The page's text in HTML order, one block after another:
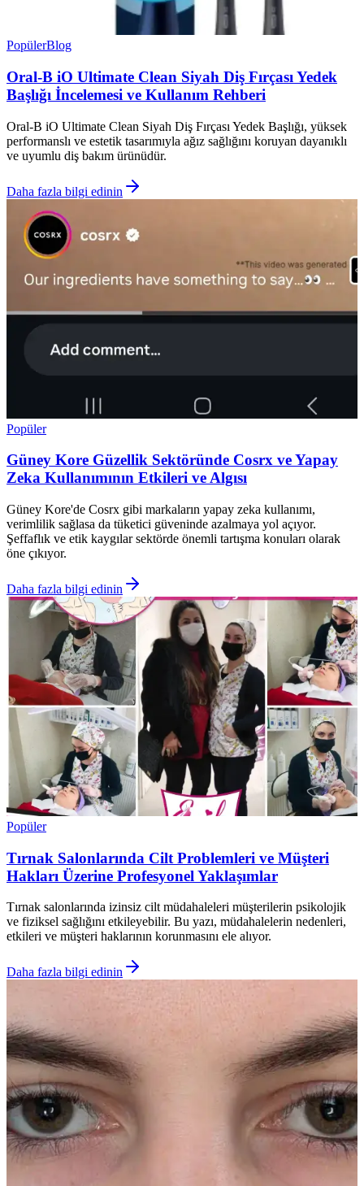
PopülerBlog
Oral-B iO Ultimate Clean Siyah Diş Fırçası Yedek
Başlığı İncelemesi ve Kullanım Rehberi
Oral-B iO Ultimate Clean Siyah Diş Fırçası Yedek Başlığı, yüksek
performanslı ve estetik tasarımıyla ağız sağlığını koruyan dayanıklı
ve uyumlu diş bakım ürünüdür.
Daha fazla bilgi edinin
Popüler
Güney Kore Güzellik Sektöründe Cosrx ve Yapay
Zeka Kullanımının Etkileri ve Algısı
Güney Kore'de Cosrx gibi markaların yapay zeka kullanımı,
verimlilik sağlasa da tüketici güveninde azalmaya yol açıyor.
Şeffaflık ve etik kaygılar sektörde önemli tartışma konuları olarak
öne çıkıyor.
Daha fazla bilgi edinin
Popüler
Tırnak Salonlarında Cilt Problemleri ve Müşteri
Hakları Üzerine Profesyonel Yaklaşımlar
Tırnak salonlarında izinsiz cilt müdahaleleri müşterilerin psikolojik
ve fiziksel sağlığını etkileyebilir. Bu yazı, müdahalelerin nedenleri,
etkileri ve müşteri haklarının korunmasını ele alıyor.
Daha fazla bilgi edinin